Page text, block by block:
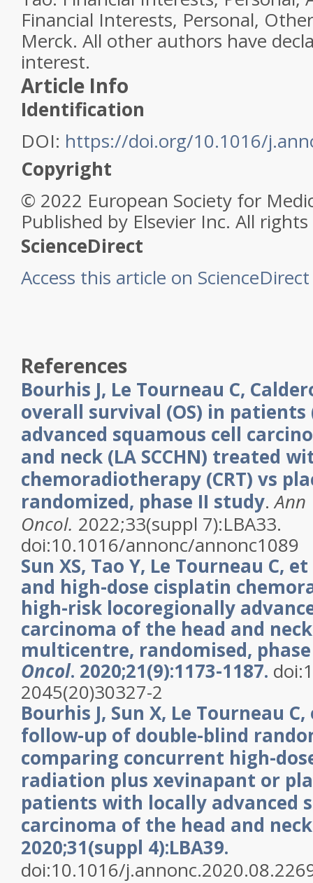
Financial Interests, Personal,
Merck. All other authors have
interest.
Article Info
Identification
DOI: https://doi.org/10.1016/
Copyright
© 2022 European Society for
Published by Elsevier Inc. All
ScienceDirect
Access this article on ScienceDirect
References
Bourhis J, Le Tourneau C,
overall survival (OS) in
advanced squamous cell
and neck (LA SCCHN) treated
chemoradiotherapy (CRT) vs
randomized, phase II study.Ann
Oncol. 2022;33(suppl 7):LBA33.
doi:10.1016/annonc/annonc1089
Sun XS, Tao Y, Le Tourneau C,
and high-dose cisplatin
high-risk locoregionally
carcinoma of the head and
multicentre, randomised,
Oncol. 2020;21(9):1173-1187.
2045(20)30327-2
Bourhis J, Sun X, Le Tourneau
follow-up of double-blind
comparing concurrent high-
radiation plus xevinapant or
patients with locally advanced
carcinoma of the head and
2020;31(suppl 4):LBA39.
doi:10.1016/